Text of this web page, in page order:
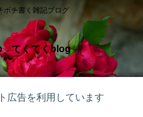
ボチ書く雑記ブログ
てくてくblog
広告を利用しています